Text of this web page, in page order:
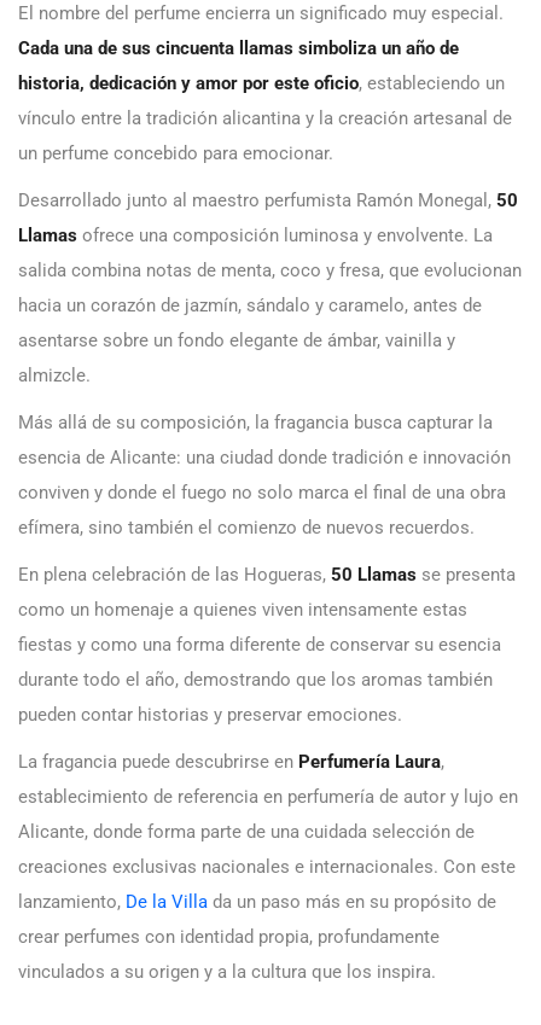
El nombre del perfume encierra un significado muy especial.
Cada una de sus cincuenta llamas simboliza un año de
historia, dedicación y amor por este oficio, estableciendo un
vínculo entre la tradición alicantina y la creación artesanal de
un perfume concebido para emocionar.
Desarrollado junto al maestro perfumista Ramón Monegal, 50
Llamas ofrece una composición luminosa y envolvente. La
salida combina notas de menta, coco y fresa, que evolucionan
hacia un corazón de jazmín, sándalo y caramelo, antes de
asentarse sobre un fondo elegante de ámbar, vainilla y
almizcle.
Más allá de su composición, la fragancia busca capturar la
esencia de Alicante: una ciudad donde tradición e innovación
conviven y donde el fuego no solo marca el final de una obra
efímera, sino también el comienzo de nuevos recuerdos.
En plena celebración de las Hogueras, 50 Llamas se presenta
como un homenaje a quienes viven intensamente estas
fiestas y como una forma diferente de conservar su esencia
durante todo el año, demostrando que los aromas también
pueden contar historias y preservar emociones.
La fragancia puede descubrirse en Perfumería Laura,
establecimiento de referencia en perfumería de autor y lujo en
Alicante, donde forma parte de una cuidada selección de
creaciones exclusivas nacionales e internacionales. Con este
lanzamiento, De la Villa da un paso más en su propósito de
crear perfumes con identidad propia, profundamente
vinculados a su origen y a la cultura que los inspira.